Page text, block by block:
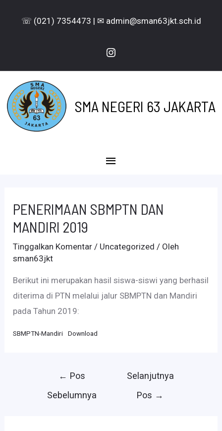
☏ (021) 7354473 | ✉ admin@sman63jkt.sch.id
Instagram
SMA NEGERI 63 JAKARTA
Menu
PENERIMAAN SBMPTN DAN
MANDIRI 2019
Tinggalkan Komentar / Uncategorized / Oleh
sman63jkt
Berikut ini merupakan hasil siswa-siswi yang berhasil
diterima di PTN melalui jalur SBMPTN dan Mandiri
pada Tahun 2019:
SBMPTN-Mandiri Download
← Pos
Sebelumnya
Selanjutnya
Pos →